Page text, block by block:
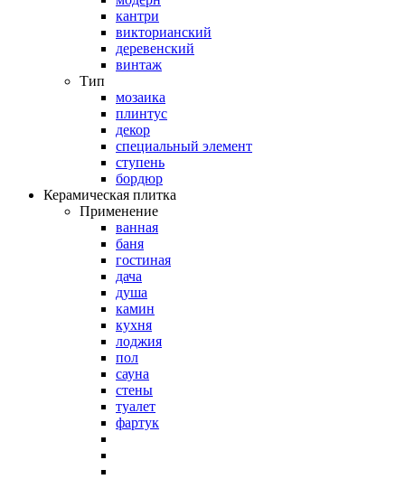
кантри
викторианский
деревенский
винтаж
Тип
мозаика
плинтус
декор
специальный элемент
ступень
бордюр
Керамическая плитка
Применение
ванная
баня
гостиная
дача
душа
камин
кухня
лоджия
пол
сауна
стены
туалет
фартук